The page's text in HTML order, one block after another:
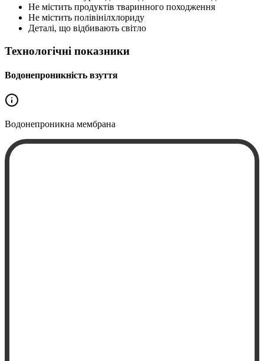
Не містить продуктів тваринного походження
Не містить полівінілхлориду
Деталі, що відбивають світло
Технологічні показники
Водонепроникність взуття
Водонепроникна мембрана